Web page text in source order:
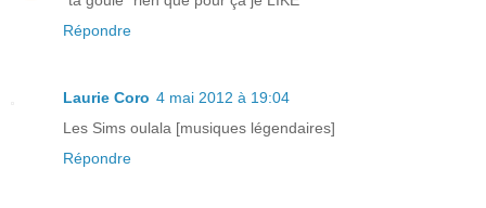
Répondre
Laurie Coro 4 mai 2012 à 19:04
Les Sims oulala [musiques légendaires]
Répondre